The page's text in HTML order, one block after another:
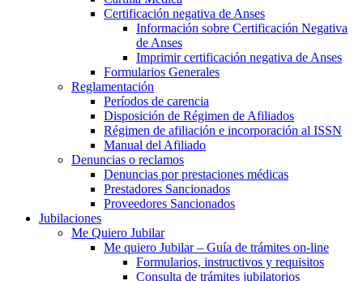
Certificación negativa de Anses
Información sobre Certificación Negativa
de Anses
Imprimir certificación negativa de Anses
Formularios Generales
Reglamentación
Períodos de carencia
Disposición de Régimen de Afiliados
Régimen de afiliación e incorporación al ISSN
Manual del Afiliado
Denuncias o reclamos
Denuncias por prestaciones médicas
Prestadores Sancionados
Proveedores Sancionados
Jubilaciones
Me Quiero Jubilar
Me quiero Jubilar – Guía de trámites on-line
Formularios, instructivos y requisitos
Consulta de trámites jubilatorios